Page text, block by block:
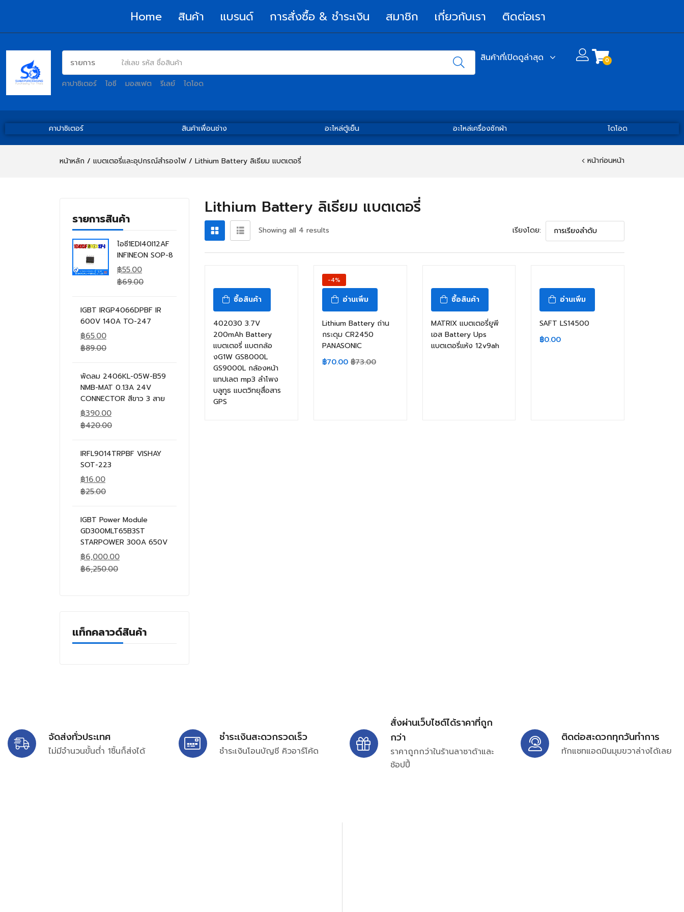
Home สินค้า แบรนด์ การสั่งซื้อ & ชำระเงิน สมาชิก เกี่ยวกับเรา ติดต่อเรา
คาปาซิเตอร์ ไอซี มอสเฟต รีเลย์ ไดโอด
สินค้าที่เปิดดูล่าสุด 0
คาปาซิเตอร์ สินค้าเพื่อนช่าง อะไหล่ตู้เย็น อะไหล่เครื่องซักผ้า ไดโอด
หน้าหลัก แบตเตอรี่และอุปกรณ์สำรองไฟ Lithium Battery ลิเธียม แบตเตอรี่ หน้าก่อนหน้า
รายการสินค้า
ไอซี1EDI40I12AF
INFINEON SOP-8
฿55.00
฿69.00
IGBT IRGP4066DPBF IR
600V 140A TO-247
฿65.00
฿89.00
พัดลม 2406KL-05W-B59
NMB-MAT 0.13A 24V
CONNECTOR สีขาว 3 สาย
฿390.00
฿420.00
IRFL9014TRPBF VISHAY
SOT-223
฿16.00
฿25.00
IGBT Power Module
GD300MLT65B3ST
STARPOWER 300A 650V
฿6,000.00
฿6,250.00
แท็กคลาวด์สินค้า
Lithium Battery ลิเธียม แบตเตอรี่
Showing all 4 results เรียงโดย:
ซื้อสินค้า
402030 3.7V
200mAh Battery
แบตเตอรี่ แบตกล้อ
งG1W GS8000L
GS9000L กล้องหน้า
แทปเลต mp3 ลำโพง
บลูทูธ แบตวิทยุสื่อสาร
GPS
-4%
อ่านเพิ่ม
Lithium Battery ถ่าน
กระดุม CR2450
PANASONIC
฿70.00 ฿73.00
ซื้อสินค้า
MATRIX แบตเตอรี่ยูพี
เอส Battery Ups
แบตเตอรี่แห้ง 12v9ah
อ่านเพิ่ม
SAFT LS14500
฿0.00
จัดส่งทั่วประเทศ
ไม่มีจำนวนขั้นต่ำ 1ชิ้นก็ส่งได้
ชำระเงินสะดวกรวดเร็ว
ชำระเงินโอนบัญชี คิวอาร์โค้ด
สั่งผ่านเว็บไซต์ได้ราคาที่ถูก
กว่า
ราคาถูกกว่าในร้านลาซาด้าและ
ช้อปปี้
ติดต่อสะดวกทุกวันทำการ
ทักแชทแอดมินมุมขวาล่างได้เลย